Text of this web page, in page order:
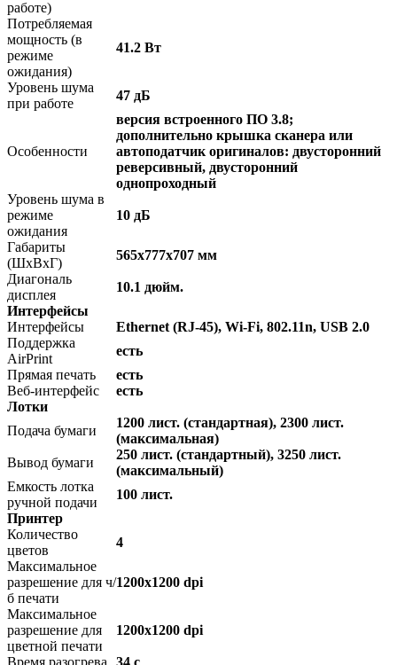
работе)
Потребляемая
мощность (в
режиме
ожидания)
41.2 Вт
Уровень шума
при работе
47 дБ
Особенности
версия встроенного ПО 3.8;
дополнительно крышка сканера или
автоподатчик оригиналов: двусторонний
реверсивный, двусторонний
однопроходный
Уровень шума в
режиме
ожидания
10 дБ
Габариты
(ШхВхГ)
565x777x707 мм
Диагональ
дисплея
10.1 дюйм.
Интерфейсы
Интерфейсы
Ethernet (RJ-45), Wi-Fi, 802.11n, USB 2.0
Поддержка
AirPrint
есть
Прямая печать
есть
Веб-интерфейс
есть
Лотки
Подача бумаги
1200 лист. (стандартная), 2300 лист.
(максимальная)
Вывод бумаги
250 лист. (стандартный), 3250 лист.
(максимальный)
Емкость лотка
ручной подачи
100 лист.
Принтер
Количество
цветов
4
Максимальное
разрешение для ч/
б печати
1200x1200 dpi
Максимальное
разрешение для
цветной печати
1200x1200 dpi
Время разогрева
34 с